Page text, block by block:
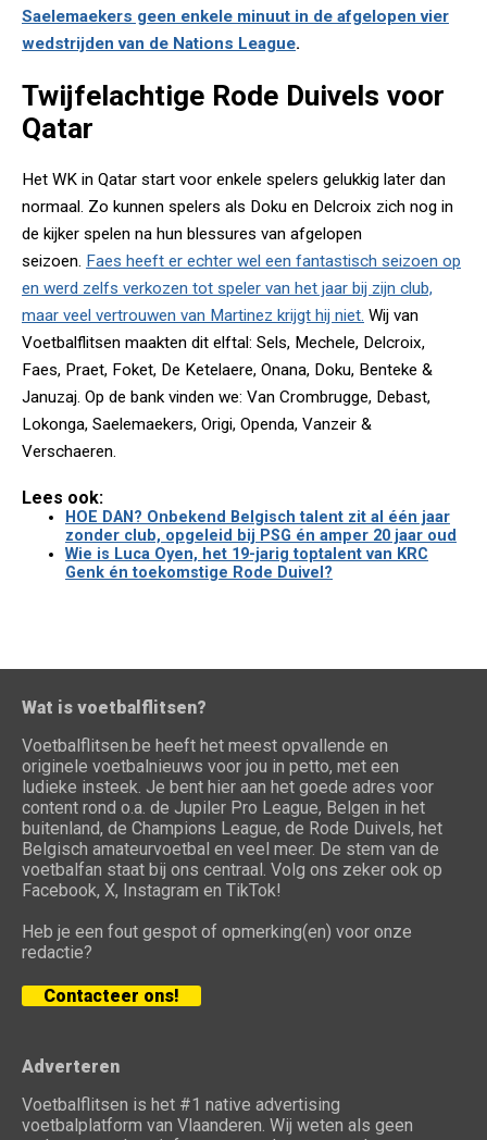
Saelemaekers geen enkele minuut in de afgelopen vier
wedstrijden van de Nations League.
Twijfelachtige Rode Duivels voor
Qatar
Het WK in Qatar start voor enkele spelers gelukkig later dan
normaal. Zo kunnen spelers als Doku en Delcroix zich nog in
de kijker spelen na hun blessures van afgelopen
seizoen. Faes heeft er echter wel een fantastisch seizoen op
en werd zelfs verkozen tot speler van het jaar bij zijn club,
maar veel vertrouwen van Martinez krijgt hij niet. Wij van
Voetbalflitsen maakten dit elftal: Sels, Mechele, Delcroix,
Faes, Praet, Foket, De Ketelaere, Onana, Doku, Benteke &
Januzaj. Op de bank vinden we: Van Crombrugge, Debast,
Lokonga, Saelemaekers, Origi, Openda, Vanzeir &
Verschaeren.
Lees ook:
HOE DAN? Onbekend Belgisch talent zit al één jaar
zonder club, opgeleid bij PSG én amper 20 jaar oud
Wie is Luca Oyen, het 19-jarig toptalent van KRC
Genk én toekomstige Rode Duivel?
Wat is voetbalflitsen?
Voetbalflitsen.be heeft het meest opvallende en
originele voetbalnieuws voor jou in petto, met een
ludieke insteek. Je bent hier aan het goede adres voor
content rond o.a. de Jupiler Pro League, Belgen in het
buitenland, de Champions League, de Rode Duivels, het
Belgisch amateurvoetbal en veel meer. De stem van de
voetbalfan staat bij ons centraal. Volg ons zeker ook op
Facebook, X, Instagram en TikTok!
Heb je een fout gespot of opmerking(en) voor onze
redactie?
Contacteer ons!
Adverteren
Voetbalflitsen is het #1 native advertising
voetbalplatform van Vlaanderen. Wij weten als geen